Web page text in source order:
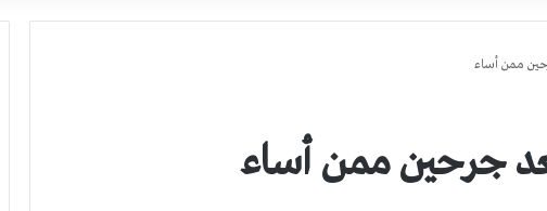
ممن أساء
جرحين ممن أساء